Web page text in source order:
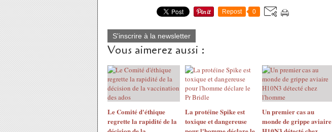
Repost 0
S'inscrire à la newsletter
Vous aimerez aussi :
Le Comité d'éthique
regrette la rapidité de la
La protéine Spike est
toxique et dangereuse
Un premier cas au
monde de grippe aviaire